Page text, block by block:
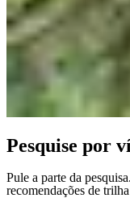
Pesquise por
Pule a parte da
recomendações de